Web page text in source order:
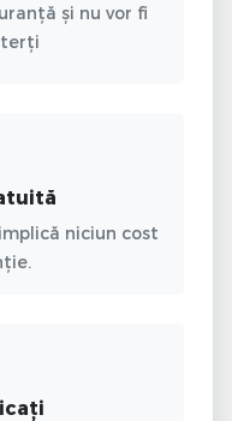
și nu vor fi
niciun cost